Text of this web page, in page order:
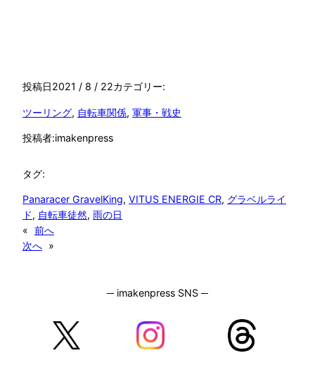
投稿日2021 / 8 / 22カテゴリー:
ツーリング, 自転車関係, 軍事・戦史
投稿者:imakenpress
タグ:
Panaracer GravelKing, VITUS ENERGIE CR, グラベルライ
ド, 自転車徒然, 雨の日
« 前へ
次へ »
─ imakenpress SNS ─